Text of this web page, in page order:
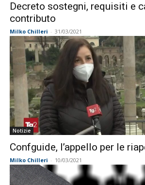
Decreto sostegni, requisiti e
contributo
Milko Chilleri - 31/03/2021
Notizie
Confguide, l’appello per le
Milko Chilleri - 10/03/2021